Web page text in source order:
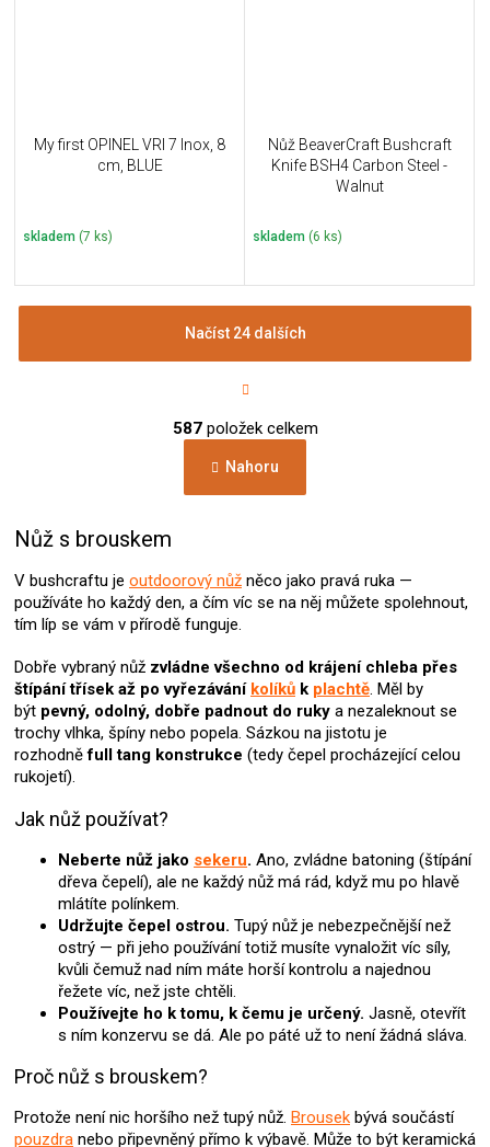
My first OPINEL VRI 7 Inox, 8
cm, BLUE
skladem (7 ks)
Nůž BeaverCraft Bushcraft
Knife BSH4 Carbon Steel -
Walnut
skladem (6 ks)
v
á
d
p
r
y
v
ý
p
i
s
Načíst 24 dalších
t
á
n
k
v
587položek celkem
Nahoru
Nůž s brouskem
V bushcraftu je outdoorový nůž něco jako pravá ruka —
používáte ho každý den, a čím víc se na něj můžete spolehnout,
tím líp se vám v přírodě funguje.
Dobře vybraný nůž zvládne všechno od krájení chleba přes
štípání třísek až po vyřezávání kolíků k plachtě. Měl by
být pevný, odolný, dobře padnout do ruky a nezaleknout se
trochy vlhka, špíny nebo popela. Sázkou na jistotu je
rozhodněfull tang konstrukce (tedy čepel procházející celou
rukojetí).
Jak nůž používat?
Neberte nůž jako sekeru. Ano, zvládne batoning (štípání
dřeva čepelí), ale ne každý nůž má rád, když mu po hlavě
mlátíte polínkem.
Udržujte čepel ostrou. Tupý nůž je nebezpečnější než
ostrý — při jeho používání totiž musíte vynaložit víc síly,
kvůli čemuž nad ním máte horší kontrolu a najednou
řežete víc, než jste chtěli.
Používejte ho k tomu, k čemu je určený. Jasně, otevřít
s ním konzervu se dá. Ale po páté už to není žádná sláva.
Proč nůž s brouskem?
Protože není nic horšího než tupý nůž. Brousek bývá součástí
pouzdra nebo připevněný přímo k výbavě. Může to být keramická